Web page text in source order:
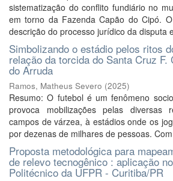
sistematização do conflito fundiário no
em torno da Fazenda Capão do Cipó.
descrição do processo jurídico da disputa
Simbolizando o estádio pelos ritos
relação da torcida do Santa Cruz F.
do Arruda
Ramos, Matheus Severo (2025)
Resumo: O futebol é um fenômeno
provoca mobilizações pelas
campos de várzea, à estádios onde os
por dezenas de milhares de pessoas.
Proposta metodológica para
de relevo tecnogênico : aplicação
Politécnico da UFPR - Curitiba/PR